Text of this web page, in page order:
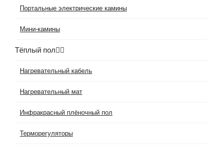
Портальные электрические камины
Мини-камины
Тёплый пол
Нагревательный кабель
Нагревательный мат
Инфракрасный плёночный пол
Терморегуляторы